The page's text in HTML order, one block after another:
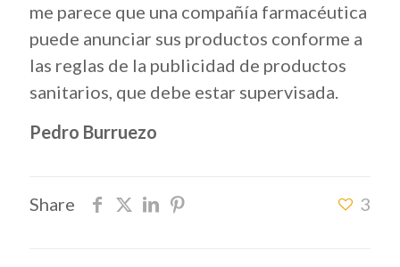
me parece que una compañía farmacéutica
puede anunciar sus productos conforme a
las reglas de la publicidad de productos
sanitarios, que debe estar supervisada.
Pedro Burruezo
Share 3